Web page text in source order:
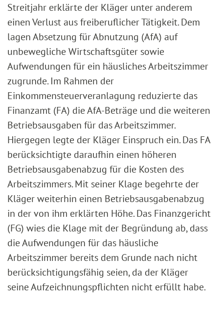
Streitjahr erklärte der Kläger unter anderem
einen Verlust aus freiberuflicher Tätigkeit. Dem
lagen Absetzung für Abnutzung (AfA) auf
unbewegliche Wirtschaftsgüter sowie
Aufwendungen für ein häusliches Arbeitszimmer
zugrunde. Im Rahmen der
Einkommensteuerveranlagung reduzierte das
Finanzamt (FA) die AfA-Beträge und die weiteren
Betriebsausgaben für das Arbeitszimmer.
Hiergegen legte der Kläger Einspruch ein. Das FA
berücksichtigte daraufhin einen höheren
Betriebsausgabenabzug für die Kosten des
Arbeitszimmers. Mit seiner Klage begehrte der
Kläger weiterhin einen Betriebsausgabenabzug
in der von ihm erklärten Höhe. Das Finanzgericht
(FG) wies die Klage mit der Begründung ab, dass
die Aufwendungen für das häusliche
Arbeitszimmer bereits dem Grunde nach nicht
berücksichtigungsfähig seien, da der Kläger
seine Aufzeichnungspflichten nicht erfüllt habe.